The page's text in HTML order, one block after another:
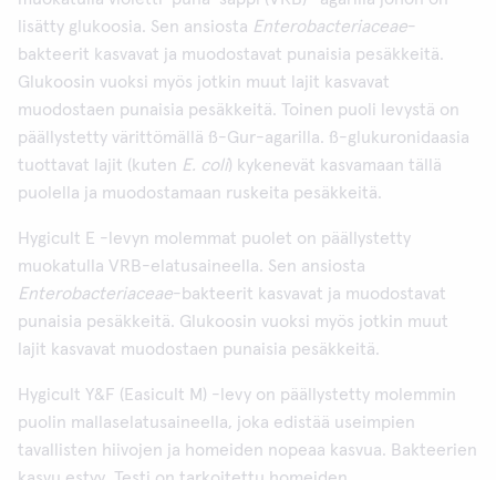
lisätty glukoosia. Sen ansiosta Enterobacteriaceae-
bakteerit kasvavat ja muodostavat punaisia pesäkkeitä.
Glukoosin vuoksi myös jotkin muut lajit kasvavat
muodostaen punaisia pesäkkeitä. Toinen puoli levystä on
päällystetty värittömällä ß-Gur-agarilla. ß-glukuronidaasia
tuottavat lajit (kuten E. coli) kykenevät kasvamaan tällä
puolella ja muodostamaan ruskeita pesäkkeitä.
Hygicult E -levyn molemmat puolet on päällystetty
muokatulla VRB-elatusaineella. Sen ansiosta
Enterobacteriaceae-bakteerit kasvavat ja muodostavat
punaisia pesäkkeitä. Glukoosin vuoksi myös jotkin muut
lajit kasvavat muodostaen punaisia pesäkkeitä.
Hygicult Y&F (Easicult M) -levy on päällystetty molemmin
puolin mallaselatusaineella, joka edistää useimpien
tavallisten hiivojen ja homeiden nopeaa kasvua. Bakteerien